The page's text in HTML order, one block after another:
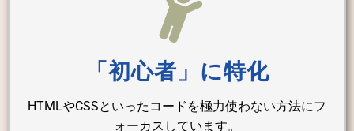
「初心者」に特化
HTMLやCSSといったコードを極力使わない方法にフ
ォーカスしています。